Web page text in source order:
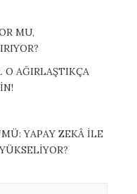
MU,
O AĞIRLAŞTIKÇA
YAPAY ZEKÂ İLE